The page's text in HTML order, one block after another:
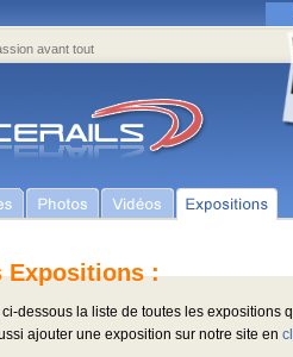
avant tout
Expositions :
dessous la liste de toutes les expositions
ajouter une exposition sur notre site en